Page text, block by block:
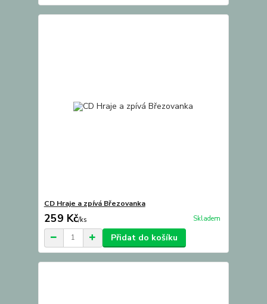
CD Hraje a zpívá Březovanka
259 Kč/ks Skladem
Přidat do košíku